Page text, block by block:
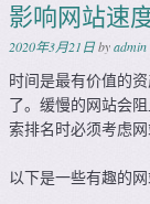
影响网站速
2020年3月21日byadmin
时间是最有价值的
了。缓慢的网站会
索排名时必须考虑网
以下是一些有趣的网